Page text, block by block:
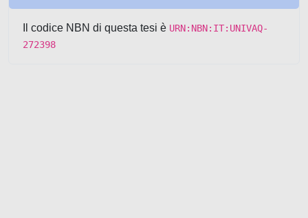
Il codice NBN di questa tesi è URN:NBN:IT:UNIVAQ-
272398